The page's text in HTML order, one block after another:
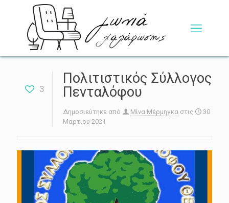
3
Πολιτιστικός Σύλλογος
Πενταλόφου
Δημοσιεύτηκε από Μίνα Μέρμηγκα στις
30
Μαρτίου 2021